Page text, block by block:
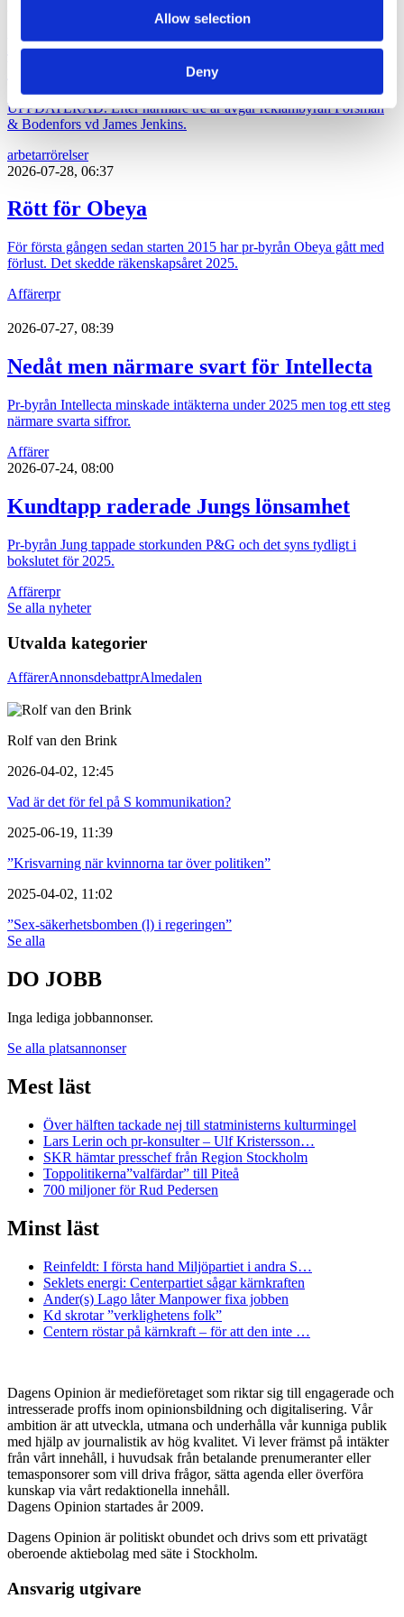
Allow selection
Deny
Forsman & Bodenfors vd har lämnat
UPPDATERAD. Efter närmare tre år avgår reklambyrån Forsman
& Bodenfors vd James Jenkins.
arbetarrörelser
2026-07-28, 06:37
Rött för Obeya
För första gången sedan starten 2015 har pr-byrån Obeya gått med
förlust. Det skedde räkenskapsåret 2025.
Affärerpr
2026-07-27, 08:39
Nedåt men närmare svart för Intellecta
Pr-byrån Intellecta minskade intäkterna under 2025 men tog ett steg
närmare svarta siffror.
Affärer
2026-07-24, 08:00
Kundtapp raderade Jungs lönsamhet
Pr-byrån Jung tappade storkunden P&G och det syns tydligt i
bokslutet för 2025.
Affärerpr
Se alla nyheter
Utvalda kategorier
AffärerAnnonsdebattprAlmedalen
Rolf van den Brink
2026-04-02, 12:45
Vad är det för fel på S kommunikation?
2025-06-19, 11:39
”Krisvarning när kvinnorna tar över politiken”
2025-04-02, 11:02
”Sex-säkerhetsbomben (l) i regeringen”
Se alla
DO JOBB
Inga lediga jobbannonser.
Se alla platsannonser
Mest läst
Över hälften tackade nej till statministerns kulturmingel
Lars Lerin och pr-konsulter – Ulf Kristersson…
SKR hämtar presschef från Region Stockholm
Toppolitikerna”valfärdar” till Piteå
700 miljoner för Rud Pedersen
Minst läst
Reinfeldt: I första hand Miljöpartiet i andra S…
Seklets energi: Centerpartiet sågar kärnkraften
Ander(s) Lago låter Manpower fixa jobben
Kd skrotar ”verklighetens folk”
Centern röstar på kärnkraft – för att den inte …
Dagens Opinion är medieföretaget som riktar sig till engagerade och
intresserade proffs inom opinionsbildning och digitalisering. Vår
ambition är att utveckla, utmana och underhålla vår kunniga publik
med hjälp av journalistik av hög kvalitet. Vi lever främst på intäkter
från vårt innehåll, i huvudsak från betalande prenumeranter eller
temasponsorer som vill driva frågor, sätta agenda eller överföra
kunskap via vårt redaktionella innehåll.
Dagens Opinion startades år 2009.
Dagens Opinion är politiskt obundet och drivs som ett privatägt
oberoende aktiebolag med säte i Stockholm.
Ansvarig utgivare